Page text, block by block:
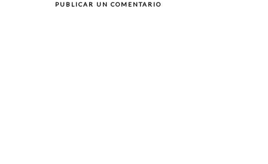
PUBLICAR UN COMENTARIO